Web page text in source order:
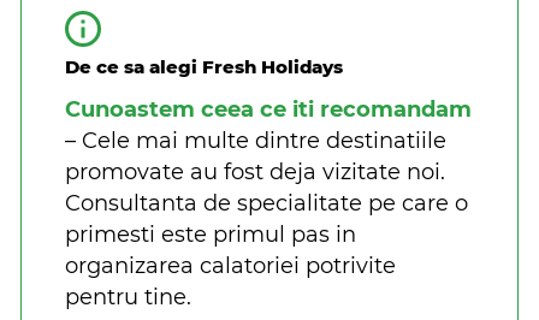
De ce sa alegi Fresh Holidays
Cunoastem ceea ce iti recomandam
– Cele mai multe dintre destinatiile
promovate au fost deja vizitate noi.
Consultanta de specialitate pe care o
primesti este primul pas in
organizarea calatoriei potrivite
pentru tine.